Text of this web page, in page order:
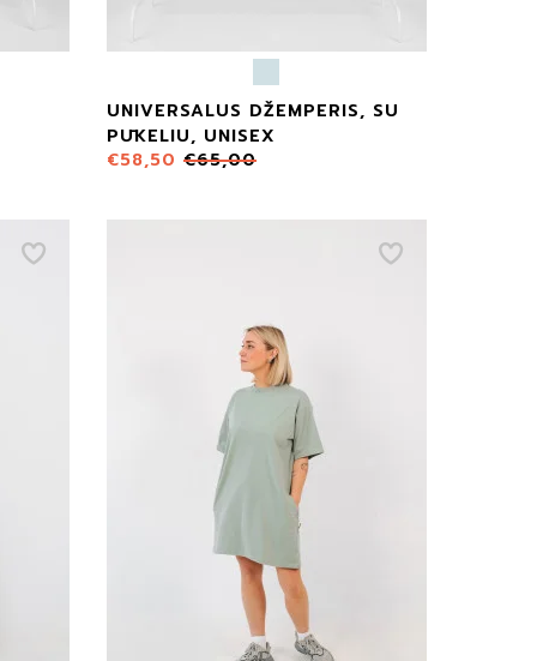
UNIVERSALUS DŽEMPERIS, SU
PŪKELIU, UNISEX
€58,50 €65,00